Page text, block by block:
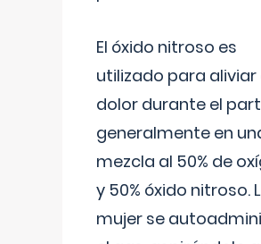
El óxido nitroso es
utilizado para aliviar
dolor durante el
generalmente en
mezcla al 50% de
y 50% óxido nitroso.
mujer se